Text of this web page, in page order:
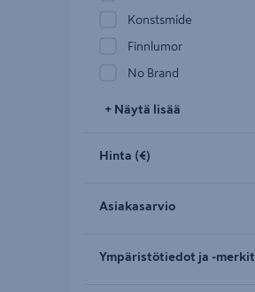
Konstsmide
Finnlumor
No Brand
+ Näytä lisää
Hinta (€)
Asiakasarvio
Ympäristötiedot ja -merkit